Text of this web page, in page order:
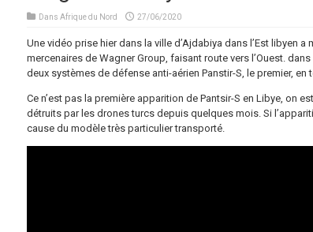
Dans Afrique du Nord 27/06/2020
Une vidéo prise hier dans la ville d’Ajdabiya dans l’Est libyen
mercenaires de Wagner Group, faisant route vers l’Ouest.
deux systèmes de défense anti-aérien Panstir-S, le premier, en
Ce n’est pas la première apparition de Pantsir-S en Libye, on
détruits par les drones turcs depuis quelques mois. Si
cause du modèle très particulier transporté.